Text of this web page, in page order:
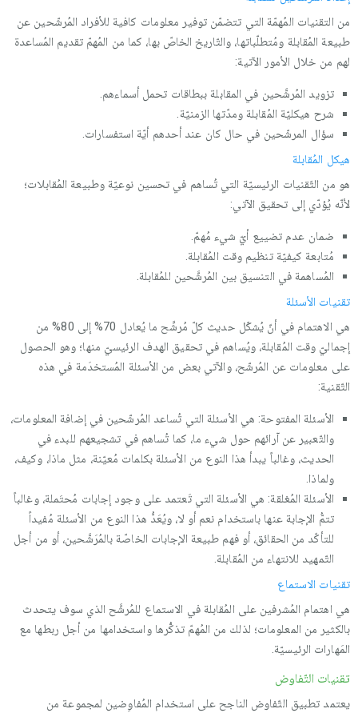
من التقنيات المُهمّة التي تتضمّن توفير معلومات كافية للأفراد المُرشّحين عن
طبيعة المُقابلة ومُتطلّباتها، والتّاريخ الخاصّ بها، كما من المُهمّ تقديم المُساعدة
لهم من خلال الأمور الآتية:
تزويد المُرشَّحين في المقابلة ببطاقات تحمل أسماءهم.
شرح هيكليّة المُقابلة ومدّتها الزمنيّة.
سؤال المرشّحين في حال كان عند أحدهم أيّة استفسارات.
هيكل المُقابلة
هو من التّقنيات الرئيسيّة التي تُساهم في تحسين نوعيّة وطبيعة المُقابلات؛
لأنّه يُؤدّي إلى تحقيق الآتي:
ضمان عدم تضييع أيّ شيء مُهمّ.
مُتابعة كيفيّة تنظيم وقت المُقابلة.
المُساهمة في التنسيق بين المُرشَّحين للمُقابلة.
تقنيات الأسئلة
هي الاهتمام في أنّ يُشكّل حديث كلّ مُرشِّح ما يُعادل 70% إلى 80% من
إجماليّ وقت المُقابلة، ويُساهم في تحقيق الهدف الرئيسيّ منها؛ وهو الحصول
على معلومات عن المُرشّح، والآتي بعض من الأسئلة المُستخدَمة في هذه
التّقنية:
الأسئلة المفتوحة: هي الأسئلة التي تُساعد المُرشّحين في إضافة المعلومات،
والتّعبير عن آرائهم حول شيء ما، كما تُساهم في تشجيعهم للبدء في
الحديث، وغالباً يبدأ هذا النوع من الأسئلة بكلمات مُعيّنة، مثل ماذا، وكيف،
ولماذا.
الأسئلة المُغلقة: هي الأسئلة التي تَعتمد على وجود إجابات مُحتَملة، وغالباً
تتمُّ الإجابة عنها باستخدام نعم أو لا، ويُعَدُّ هذا النوع من الأسئلة مُفيداً
للتأكّد من الحقائق، أو فهم طبيعة الإجابات الخاصّة بالمُرَشَّحين، أو من أجل
التّمهيد للانتهاء من المُقابلة.
تقنيات الاستماع
هي اهتمام المُشرفين على المُقابلة في الاستماع للمُرشَّح الذي سوف يتحدث
بالكثير من المعلومات؛ لذلك من المُهمّ تذكُّرها واستخدامها من أجل ربطها مع
المَهارات الرئيسيّة.
تقنيات التّفاوض
يعتمد تطبيق التّفاوض الناجح على استخدام المُفاوِضين لمجموعة من